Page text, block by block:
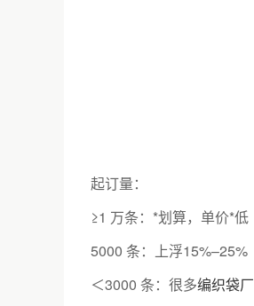
起订量：
≥1 万条：*划算，单价*低
5000 条：上浮15%–25%
＜3000 条：很多编织袋厂